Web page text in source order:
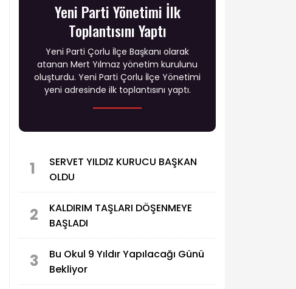
Yeni Parti Yönetimi İlk
Toplantısını Yaptı
Yeni Parti Çorlu İlçe Başkanı olarak
atanan Mert Yılmaz yönetim kurulunu
oluşturdu. Yeni Parti Çorlu İlçe Yönetimi
yeni adresinde ilk toplantısını yaptı.
1
SERVET YILDIZ KURUCU BAŞKAN
OLDU
2
KALDIRIM TAŞLARI DÖŞENMEYE
BAŞLADI
3
Bu Okul 9 Yıldır Yapılacağı Günü
Bekliyor